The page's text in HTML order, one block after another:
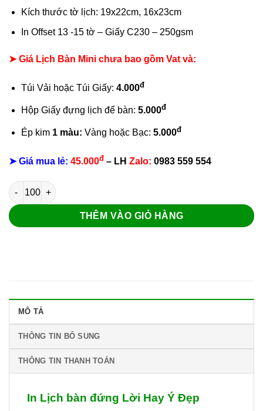
Kích thước tờ lịch: 19x22cm, 16x23cm
In Offset 13 -15 tờ – Giấy C230 – 250gsm
➤ Giá Lịch Bàn Mini chưa bao gồm Vat và:
Túi Vải hoặc Túi Giấy: 4.000đ
Hộp Giấy đựng lịch để bàn: 5.000đ
Ép kim 1 màu: Vàng hoặc Bạc: 5.000đ
➤ Giá mua lẻ: 45.000đ – LH Zalo: 0983 559 554
Lịch bàn đứng Lời Hay Ý Đẹp số lượng
THÊM VÀO GIỎ HÀNG
MÔ TẢ
THÔNG TIN BỔ SUNG
THÔNG TIN THANH TOÁN
In Lịch bàn đứng Lời Hay Ý Đẹp